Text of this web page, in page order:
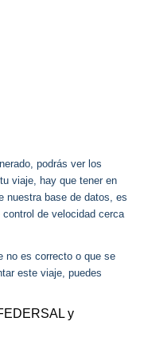
podrás ver los
viaje, hay que tener en
nuestra base de datos, es
de velocidad cerca
no es correcto o que se
este viaje, puedes
y